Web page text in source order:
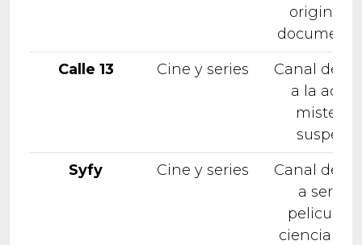
Calle 13
Cine y series
Canal
a la
misterio
Syfy
Cine y series
Canal
a series
peliculas
ciencia